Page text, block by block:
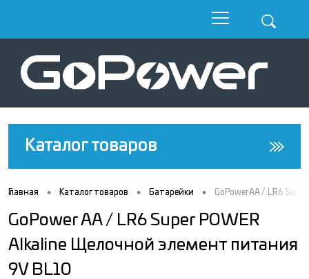
Каталог товаров
Главная • Каталог товаров • Батарейки • GoPower AA / LR6
GoPower AA / LR6 Super POWER
Alkaline Щелочной элемент питания
9V BL10